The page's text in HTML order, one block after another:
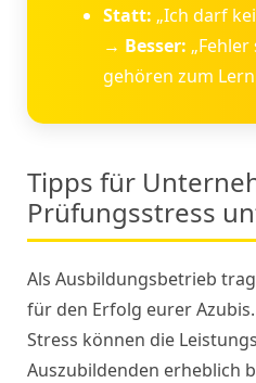
Statt: „Ich darf
→ Besser:
gehören zum
Tipps für
Prüfungsstress
Als Ausbildungsbetrieb
für den Erfolg eurer
Stress können die
Auszubildenden erheblich